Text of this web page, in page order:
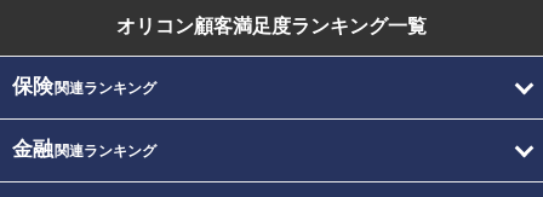
オリコン顧客満足度ランキング一覧
保険関連ランキング
金融関連ランキング